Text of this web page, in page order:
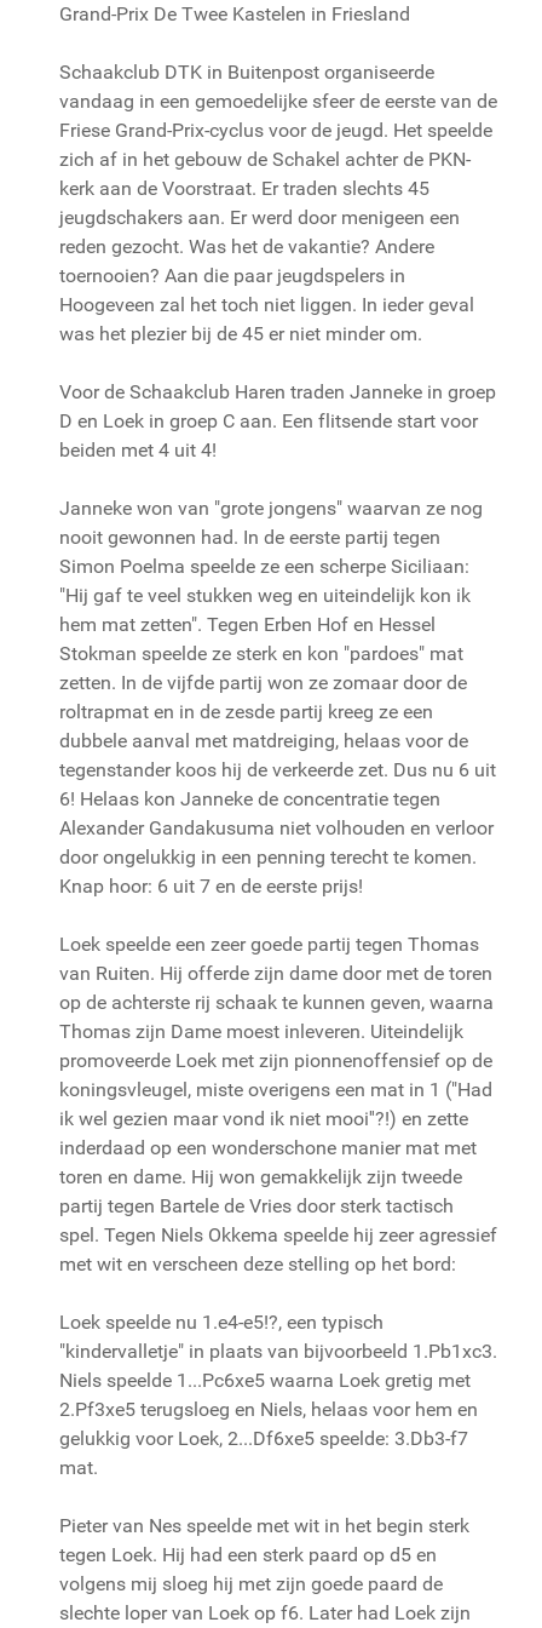
Grand-Prix De Twee Kastelen in Friesland
Schaakclub DTK in Buitenpost organiseerde
vandaag in een gemoedelijke sfeer de eerste van de
Friese Grand-Prix-cyclus voor de jeugd. Het speelde
zich af in het gebouw de Schakel achter de PKN-
kerk aan de Voorstraat. Er traden slechts 45
jeugdschakers aan. Er werd door menigeen een
reden gezocht. Was het de vakantie? Andere
toernooien? Aan die paar jeugdspelers in
Hoogeveen zal het toch niet liggen. In ieder geval
was het plezier bij de 45 er niet minder om.
Voor de Schaakclub Haren traden Janneke in groep
D en Loek in groep C aan. Een flitsende start voor
beiden met 4 uit 4!
Janneke won van "grote jongens" waarvan ze nog
nooit gewonnen had. In de eerste partij tegen
Simon Poelma speelde ze een scherpe Siciliaan:
"Hij gaf te veel stukken weg en uiteindelijk kon ik
hem mat zetten". Tegen Erben Hof en Hessel
Stokman speelde ze sterk en kon "pardoes" mat
zetten. In de vijfde partij won ze zomaar door de
roltrapmat en in de zesde partij kreeg ze een
dubbele aanval met matdreiging, helaas voor de
tegenstander koos hij de verkeerde zet. Dus nu 6 uit
6! Helaas kon Janneke de concentratie tegen
Alexander Gandakusuma niet volhouden en verloor
door ongelukkig in een penning terecht te komen.
Knap hoor: 6 uit 7 en de eerste prijs!
Loek speelde een zeer goede partij tegen Thomas
van Ruiten. Hij offerde zijn dame door met de toren
op de achterste rij schaak te kunnen geven, waarna
Thomas zijn Dame moest inleveren. Uiteindelijk
promoveerde Loek met zijn pionnenoffensief op de
koningsvleugel, miste overigens een mat in 1 ("Had
ik wel gezien maar vond ik niet mooi''?!) en zette
inderdaad op een wonderschone manier mat met
toren en dame. Hij won gemakkelijk zijn tweede
partij tegen Bartele de Vries door sterk tactisch
spel. Tegen Niels Okkema speelde hij zeer agressief
met wit en verscheen deze stelling op het bord:
Loek speelde nu 1.e4-e5!?, een typisch
"kindervalletje" in plaats van bijvoorbeeld 1.Pb1xc3.
Niels speelde 1...Pc6xe5 waarna Loek gretig met
2.Pf3xe5 terugsloeg en Niels, helaas voor hem en
gelukkig voor Loek, 2...Df6xe5 speelde: 3.Db3-f7
mat.
Pieter van Nes speelde met wit in het begin sterk
tegen Loek. Hij had een sterk paard op d5 en
volgens mij sloeg hij met zijn goede paard de
slechte loper van Loek op f6. Later had Loek zijn